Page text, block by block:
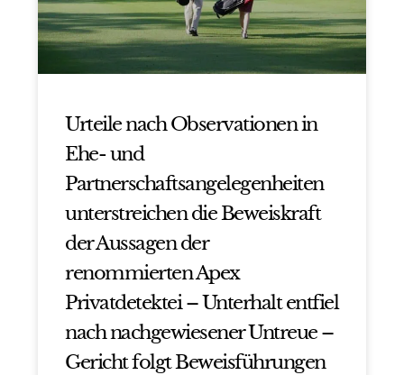
Urteile nach Observationen in
Ehe- und
Partnerschaftsangelegenheiten
unterstreichen die Beweiskraft
der Aussagen der
renommierten Apex
Privatdetektei – Unterhalt entfiel
nach nachgewiesener Untreue –
Gericht folgt Beweisführungen